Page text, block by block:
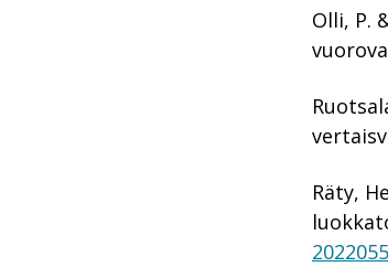
Olli, P.
Räty,